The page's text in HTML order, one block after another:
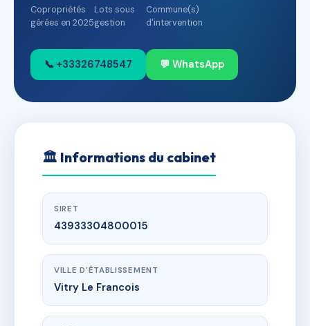
Copropriétés
gérées en 2025
Lots sous
gestion
Commune(s)
d'intervention
📞 +33326748547 💬 WhatsApp
🏛 Informations du cabinet
SIRET
43933304800015
VILLE D'ÉTABLISSEMENT
Vitry Le Francois